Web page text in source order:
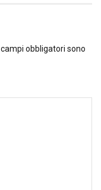
I campi obbligatori sono